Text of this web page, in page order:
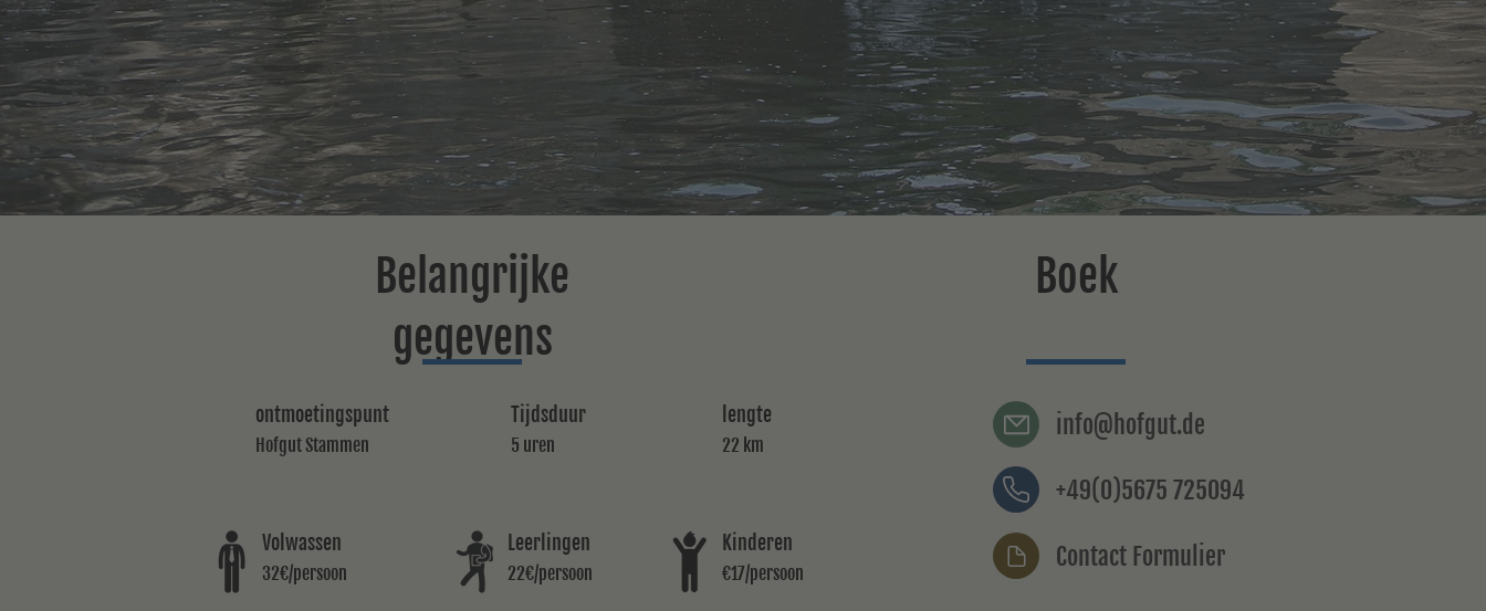
Belangrijke
gegevens
ontmoetingspunt
Hofgut Stammen
Tijdsduur
5 uren
Volwassen
32€/persoon
Leerlingen
22€/persoon
lengte
22 km
Kinderen
€17/persoon
Boek
info@hofgut.de
+49(0)5675 725094
Contact Formulier